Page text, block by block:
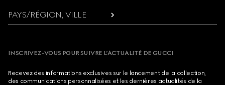
PAYS/RÉGION, VILLE
INSCRIVEZ-VOUS POUR SUIVRE L’ACTUALITÉ DE GUCCI
Recevez des informations exclusives sur le lancement de la collection,
des communications personnalisées et les dernières actualités de la